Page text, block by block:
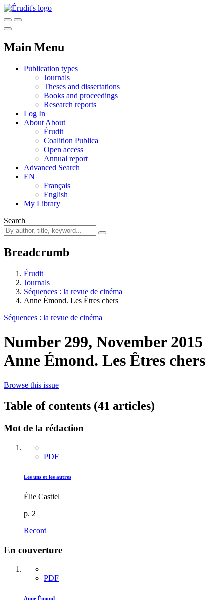
Main Menu
Publication types
Journals
Theses and dissertations
Books and proceedings
Research reports
Log In
About About
Érudit
Coalition Publica
Open access
Annual report
Advanced Search
EN
Français
English
My Library
Search
Breadcrumb
Érudit
Journals
Séquences : la revue de cinéma
Anne Émond. Les Êtres chers
Séquences : la revue de cinéma
Number 299, November 2015
Anne Émond. Les Êtres chers
Browse this issue
Table of contents (41 articles)
Mot de la rédaction
PDF
Les uns et les autres
Élie Castiel
p. 2
Record
En couverture
PDF
Anne Émond